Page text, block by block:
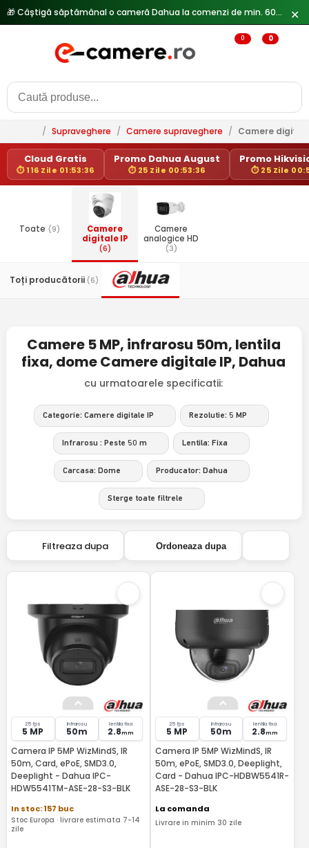
🎁 Câștigă săptămânal o cameră Dahua la comenzi de min. 600 lei — ✕
0 0
/ Supraveghere / Camere supraveghere / Camere
Cloud Gratis
⏱ 116 Zile 01:53:35
Promo Dahua August
⏱ 25 Zile 00:53:35
Promo
⏱ 25 Zile
Toate (9)
Camere
digitale IP
(6)
Camere
analogice HD
(3)
Toți producătorii (6)
Camere 5 MP, infrarosu 50m, lentila
fixa, dome Camere digitale IP, Dahua
cu urmatoarele specificatii:
Categorie: Camere digitale IP Rezolutie: 5 MP
Infrarosu : Peste 50 m Lentila: Fixa
Carcasa: Dome Producator: Dahua
Sterge toate filtrele
Filtreaza dupa Ordoneaza dupa
25 fps
5 MP
Infrarosu
50m
lentila fixa
2.8mm
Camera IP 5MP WizMindS, IR
50m, Card, ePoE, SMD3.0,
Deeplight - Dahua IPC-
HDW5541TM-ASE-28-S3-BLK
In stoc: 157 buc
Stoc Europa · livrare estimata 7-14
zile
25 fps
5 MP
Infrarosu
50m
lentila fixa
2.8mm
Camera IP 5MP WizMindS, IR
50m, ePoE, SMD3.0, Deeplight,
Card - Dahua IPC-HDBW5541R-
ASE-28-S3-BLK
La comanda
Livrare in minim 30 zile